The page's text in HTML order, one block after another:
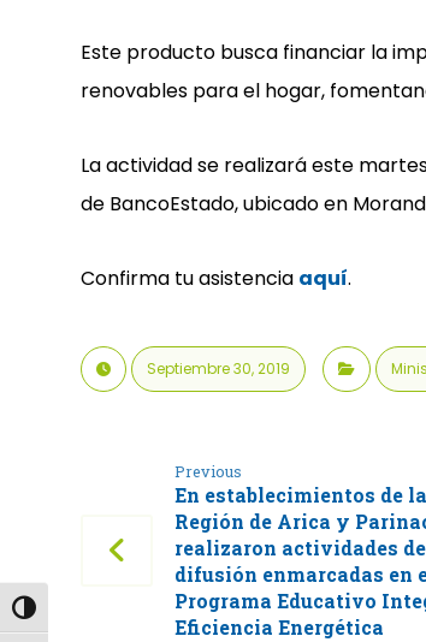
Alternar alto contraste
Este producto busca financiar la
renovables para el hogar,
La actividad se realizará este
de BancoEstado, ubicado en
Confirma tu asistencia aquí.
Septiembre 30, 2019
Previous
En establecimientos de la
Región de Arica y
realizaron actividades de
difusión enmarcadas en
Programa Educativo
Eficiencia Energética